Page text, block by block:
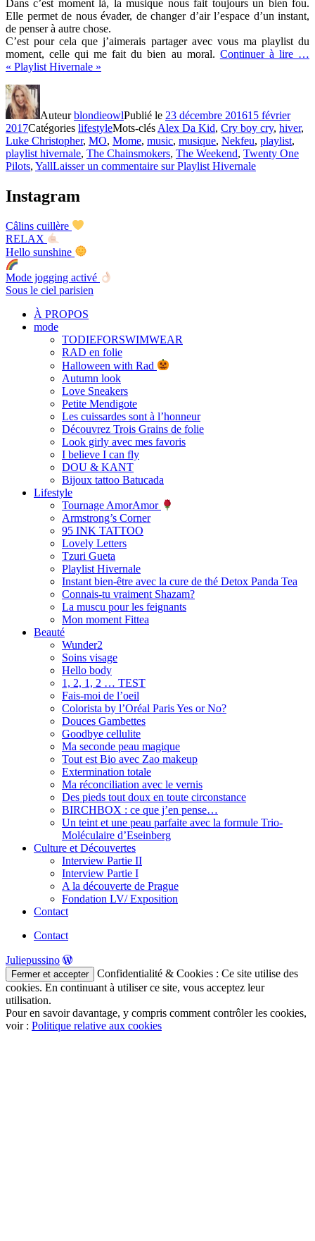
Dans c’est moment là, la musique nous fait toujours un bien fou.
Elle permet de nous évader, de changer d’air l’espace d’un instant,
de penser à autre chose.
C’est pour cela que j’aimerais partager avec vous ma playlist du
moment, celle qui me fait du bien au moral. Continuer à lire …
« Playlist Hivernale »
AuteurblondieowlPublié le 23 décembre 201615 février
2017Catégories lifestyleMots-clés Alex Da Kid, Cry boy cry, hiver,
Luke Christopher, MO, Mome, music, musique, Nekfeu, playlist,
playlist hivernale, The Chainsmokers, The Weekend, Twenty One
Pilots, YallLaisser un commentaire sur Playlist Hivernale
Instagram
Câlins cuillère
RELAX
Hello sunshine
Mode jogging activé
Sous le ciel parisien
À PROPOS
mode
TODIEFORSWIMWEAR
RAD en folie
Halloween with Rad
Autumn look
Love Sneakers
Petite Mendigote
Les cuissardes sont à l’honneur
Découvrez Trois Grains de folie
Look girly avec mes favoris
I believe I can fly
DOU & KANT
Bijoux tattoo Batucada
Lifestyle
Tournage AmorAmor
Armstrong’s Corner
95 INK TATTOO
Lovely Letters
Tzuri Gueta
Playlist Hivernale
Instant bien-être avec la cure de thé Detox Panda Tea
Connais-tu vraiment Shazam?
La muscu pour les feignants
Mon moment Fittea
Beauté
Wunder2
Soins visage
Hello body
1, 2, 1, 2 … TEST
Fais-moi de l’oeil
Colorista by l’Oréal Paris Yes or No?
Douces Gambettes
Goodbye cellulite
Ma seconde peau magique
Tout est Bio avec Zao makeup
Extermination totale
Ma réconciliation avec le vernis
Des pieds tout doux en toute circonstance
BIRCHBOX : ce que j’en pense…
Un teint et une peau parfaite avec la formule Trio-
Moléculaire d’Eseinberg
Culture et Découvertes
Interview Partie II
Interview Partie I
A la découverte de Prague
Fondation LV/ Exposition
Contact
Contact
Juliepussino
Confidentialité & Cookies : Ce site utilise des
cookies. En continuant à utiliser ce site, vous acceptez leur
utilisation.
Pour en savoir davantage, y compris comment contrôler les cookies,
voir : Politique relative aux cookies